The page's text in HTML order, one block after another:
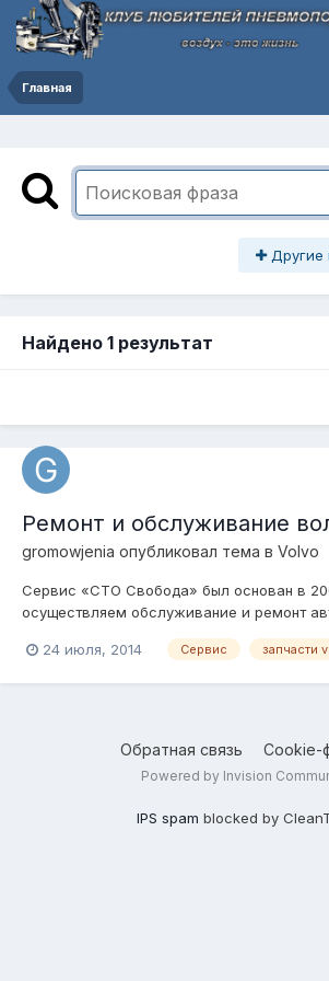
Главная
Другие
Найдено 1 результат
Ремонт и обслуживание
gromowjenia опубликовал тема в Volvo
Сервис «СТО Свобода» был основан в
осуществляем обслуживание и ремонт
регламентные работы по
24 июля, 2014 Сервис запчасти
Обратная связь Cookie-
Powered by Invision
IPS spam blocked by